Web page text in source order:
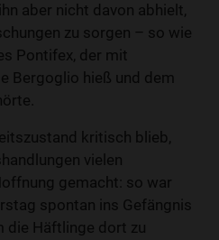
aber nicht davon abhielt,
zu sorgen – so wie
Pontifex, der mit
Bergoglio hieß und dem
kritisch blieb,
vielen
gemacht: so war
spontan ins Gefängnis
die Häftlinge dort zu